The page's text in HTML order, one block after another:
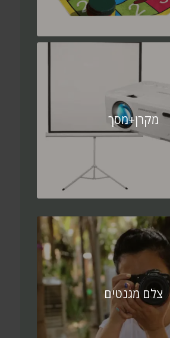
מקרן+מסך
צלם מגנטים